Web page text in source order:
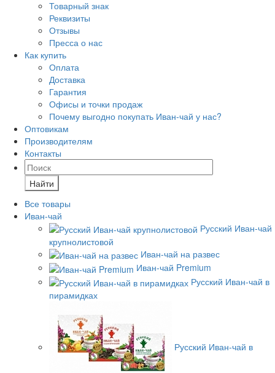
Товарный знак
Реквизиты
Отзывы
Пресса о нас
Как купить
Оплата
Доставка
Гарантия
Офисы и точки продаж
Почему выгодно покупать Иван-чай у нас?
Оптовикам
Производителям
Контакты
Найти
Все товары
Иван-чай
Русский Иван-чай
крупнолистовой
Иван-чай на развес
Иван-чай Premium
Русский Иван-чай в
пирамидках
Русский Иван-чай в